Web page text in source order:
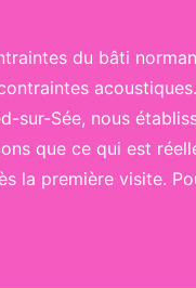
du bâti
sur-Sée, nous
que ce qui est
la première visite.